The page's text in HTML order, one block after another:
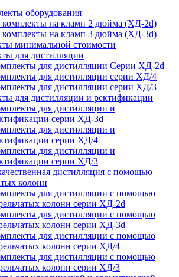
оборудования
комплекты на кламп 2 дюйма (ХД-2d)
комплекты на кламп 3 дюйма (ХД-3d)
минимальной стоимости
для дистилляции
для дистилляции Серии ХД-2d
для дистилляции серии ХД/4
для дистилляции серии ХД/3
для дистилляции и ректификации
для дистилляции и
серии ХД-3d
для дистилляции и
серии ХД/4
для дистилляции и
серии ХД/3
дистилляция с помощью
колонн
для дистилляции с помощью
колонн серии ХД-2d
для дистилляции с помощью
колонн серии ХД-3d
для дистилляции с помощью
колонн серии ХД/4
для дистилляции с помощью
колонн серии ХД/3